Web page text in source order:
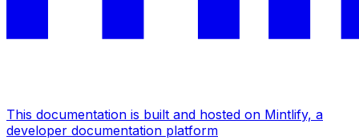
This documentation is built and hosted on Mintlify, a
developer documentation platform